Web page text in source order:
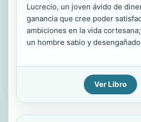
Lucrecio, un joven ávido de
ganancia que cree poder
ambiciones en la vida
un hombre sabio y
Ver Libro